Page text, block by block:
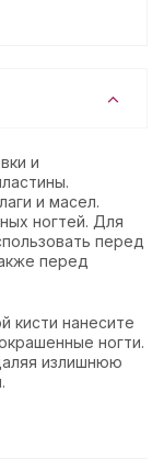
и
и масел.
ногтей. Для
перед
перед
кисти нанесите
ногти.
излишнюю